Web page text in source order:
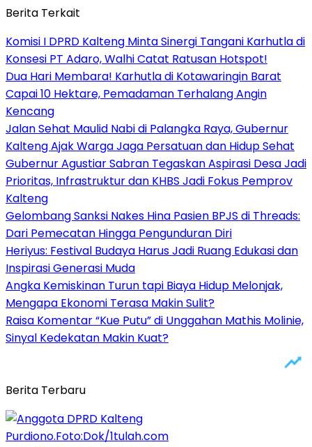
Berita Terkait
Komisi I DPRD Kalteng Minta Sinergi Tangani Karhutla di
Konsesi PT Adaro, Walhi Catat Ratusan Hotspot!
Dua Hari Membara! Karhutla di Kotawaringin Barat
Capai 10 Hektare, Pemadaman Terhalang Angin
Kencang
Jalan Sehat Maulid Nabi di Palangka Raya, Gubernur
Kalteng Ajak Warga Jaga Persatuan dan Hidup Sehat
Gubernur Agustiar Sabran Tegaskan Aspirasi Desa Jadi
Prioritas, Infrastruktur dan KHBS Jadi Fokus Pemprov
Kalteng
Gelombang Sanksi Nakes Hina Pasien BPJS di Threads:
Dari Pemecatan Hingga Pengunduran Diri
Heriyus: Festival Budaya Harus Jadi Ruang Edukasi dan
Inspirasi Generasi Muda
Angka Kemiskinan Turun tapi Biaya Hidup Melonjak,
Mengapa Ekonomi Terasa Makin Sulit?
Raisa Komentar “Kue Putu” di Unggahan Mathis Molinie,
Sinyal Kedekatan Makin Kuat?
Berita Terbaru